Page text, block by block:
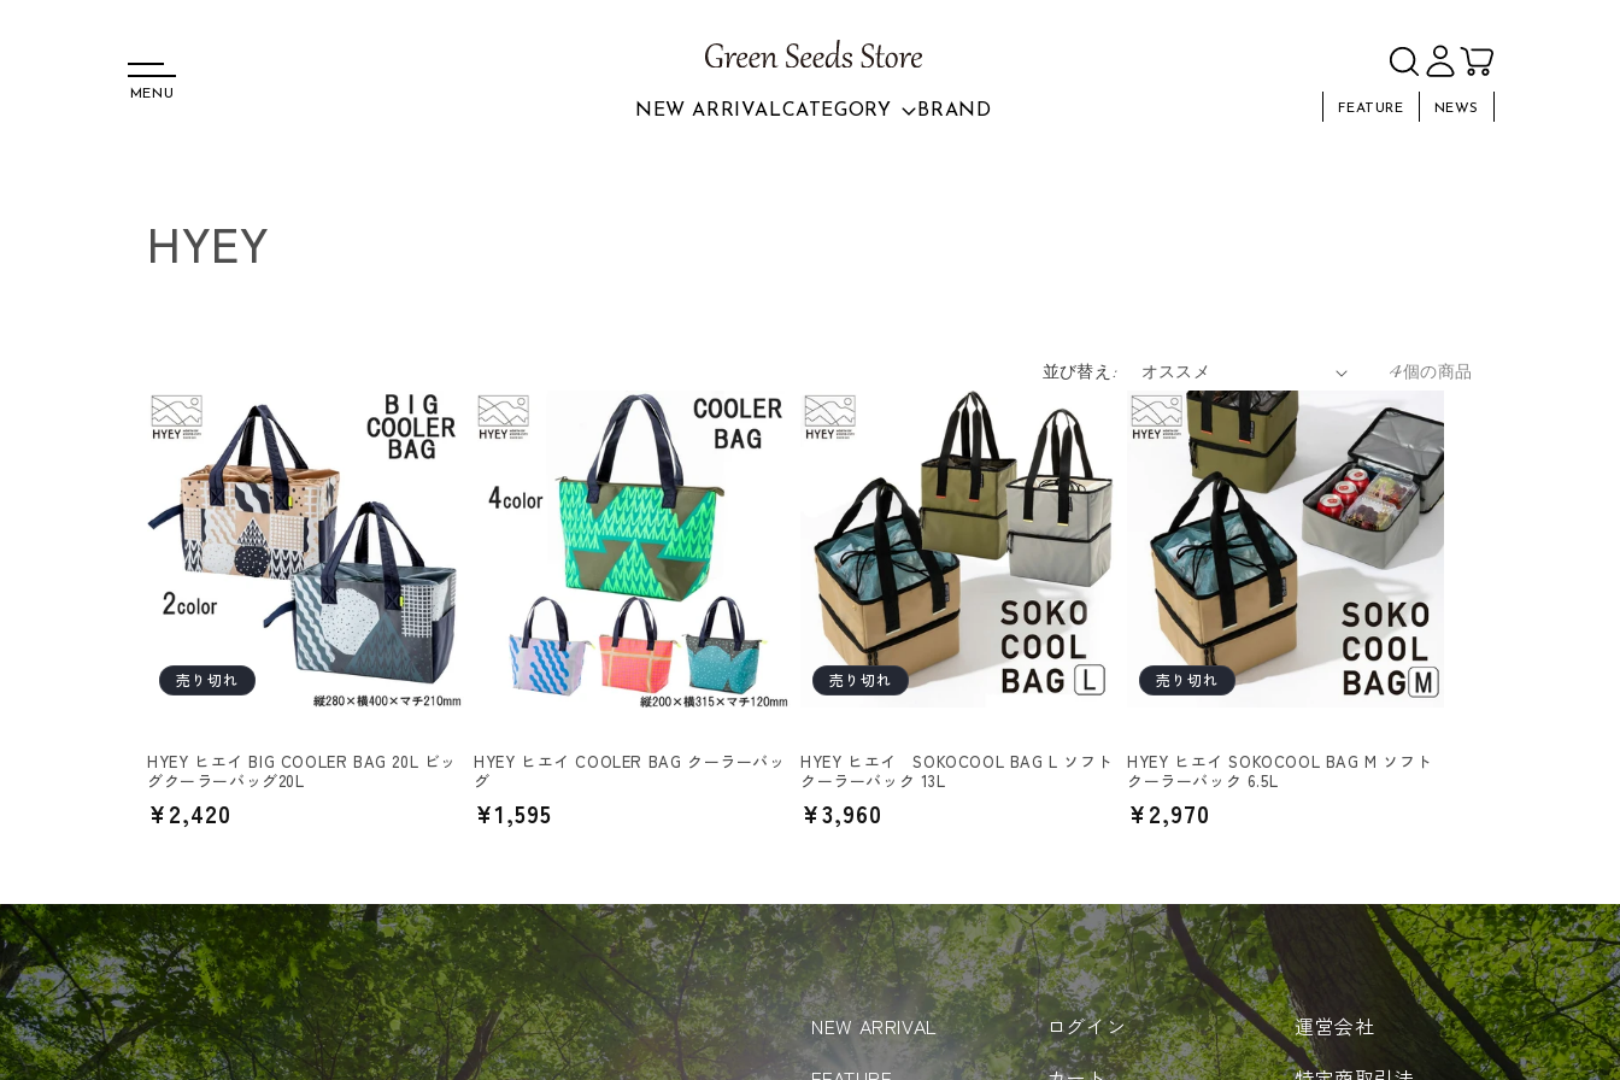
MENU
NEW ARRIVALCATEGORY BRAND FEATURE NEWS
コ
シ
ョ
ン
HYEY
並び替え: 4個の商品
売り切れ
HYEY ヒエイ BIG COOLER BAG 20L ビッ
グクーラーバッグ20L
通
格
¥2,420
HYEY ヒエイ COOLER BAG クーラーバッ
グ
通
格
¥1,595
売り切れ
HYEY ヒエイ SOKOCOOL BAG L ソフト
クーラーバック 13L
通
格
¥3,960
売り切れ
HYEY ヒエイ SOKOCOOL BAG M ソフト
クーラーバック 6.5L
通
格
¥2,970
NEW ARRIVAL
ログイン
運営会社